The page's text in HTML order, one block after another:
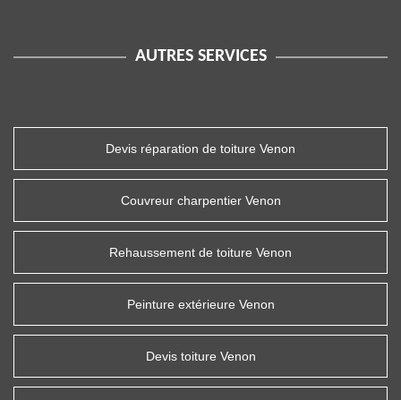
AUTRES SERVICES
Devis réparation de toiture Venon
Couvreur charpentier Venon
Rehaussement de toiture Venon
Peinture extérieure Venon
Devis toiture Venon